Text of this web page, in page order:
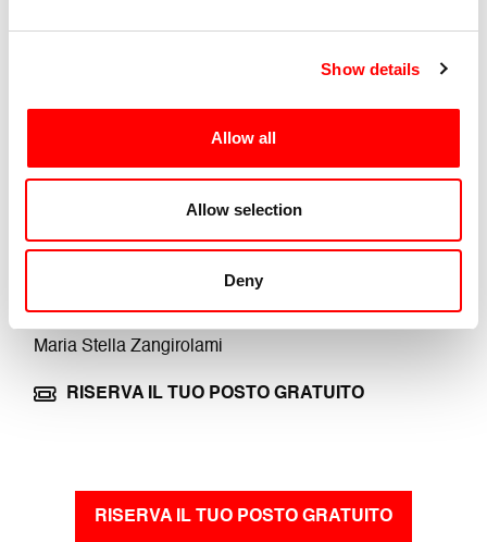
Show details
Allow all
Allow selection
Deny
Giulia Amadori, Denise Ania, Agave Barone, Silvia
Brazzale, Daniele Chieppa, Annamaria D’Adamo,
Mauro Meneghelli, Anna Rolfi, Alessandro Tampieri,
Pietro Tomasi, Emanuele Tontini, Davide Uccellari,
Maria Stella Zangirolami
RISERVA IL TUO POSTO GRATUITO
RISERVA IL TUO POSTO GRATUITO